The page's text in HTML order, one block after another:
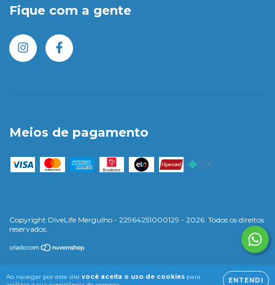
Ao navegar por este site você aceita o uso de cookies para
ENTENDI
Fique com a gente
Meios de pagamento
Copyright DiveLife Mergulho - 22964251000129 - 2026. Todos os direitos
reservados.